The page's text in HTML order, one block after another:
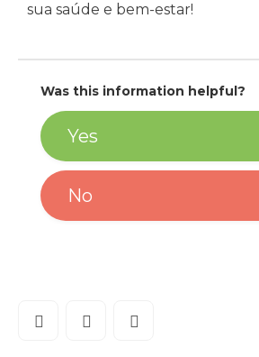
sua saúde e bem-estar!
Was this information helpful?
Yes
No